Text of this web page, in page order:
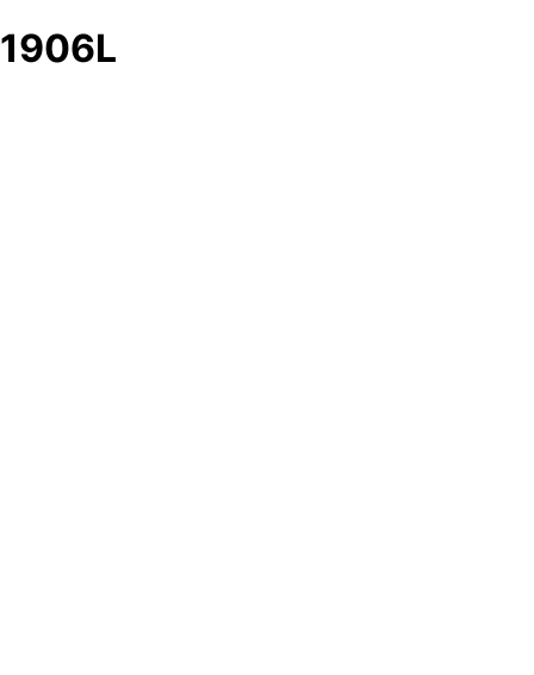
1906L